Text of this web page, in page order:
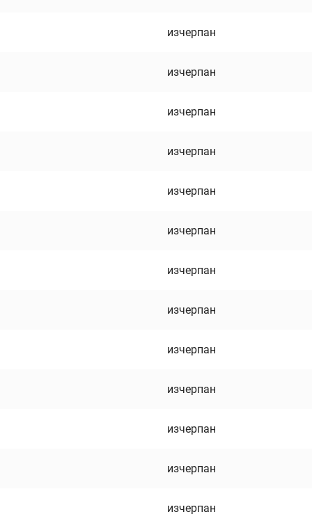
изчерпан
изчерпан
изчерпан
изчерпан
изчерпан
изчерпан
изчерпан
изчерпан
изчерпан
изчерпан
изчерпан
изчерпан
изчерпан